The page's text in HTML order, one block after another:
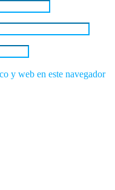
y web en este navegador